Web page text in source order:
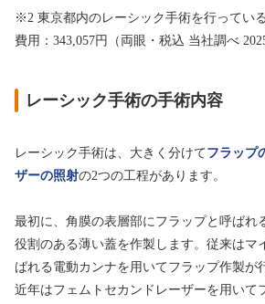
※2 東京都内のレーシック手術を行ってい
費用：343,057円（両眼・税込 当社調べ
レーシック手術の手術内容
レーシック手術は、大きく分けてフラップ
ザーの照射の2つの工程があります。
最初に、角膜の表層部にフラップと呼ばれ
役割のある薄い蓋を作製します。従来はマ
ばれる電動カンナを用いてフラップ作製が
近年はフェムトセカンドレーザーを用いて